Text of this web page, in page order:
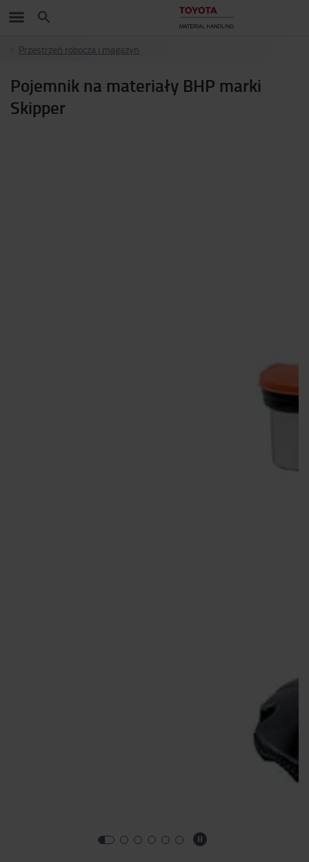
Przestrzeń robocza i magazyn
Pojemnik na materiały BHP marki
Skipper